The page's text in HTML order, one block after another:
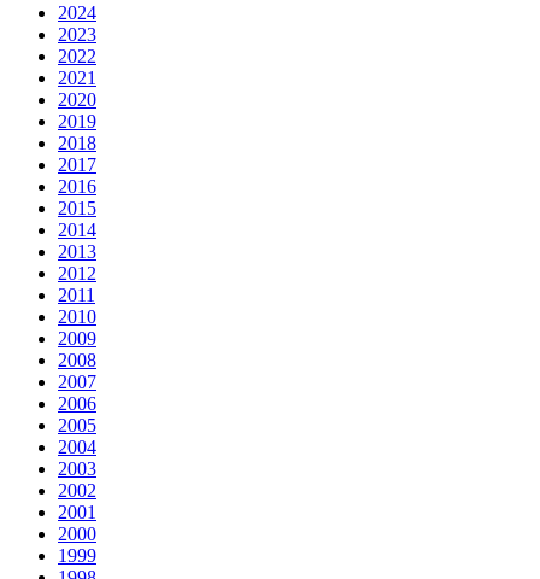
2024
2023
2022
2021
2020
2019
2018
2017
2016
2015
2014
2013
2012
2011
2010
2009
2008
2007
2006
2005
2004
2003
2002
2001
2000
1999